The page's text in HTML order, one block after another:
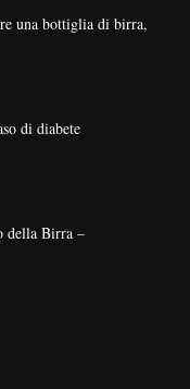
una bottiglia di birra,
di diabete
della Birra –